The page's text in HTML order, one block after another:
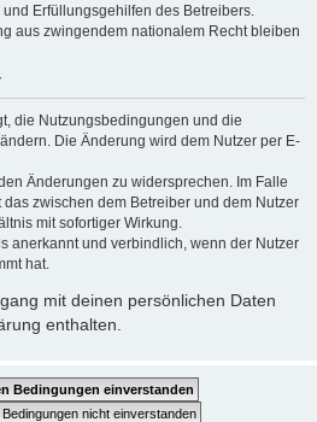
Erfüllungsgehilfen des Betreibers.
aus zwingendem nationalem Recht bleiben
die Nutzungsbedingungen und die
Die Änderung wird dem Nutzer per E-
Änderungen zu widersprechen. Im Falle
zwischen dem Betreiber und dem Nutzer
mit sofortiger Wirkung.
anerkannt und verbindlich, wenn der Nutzer
hat.
mit deinen persönlichen Daten
enthalten.